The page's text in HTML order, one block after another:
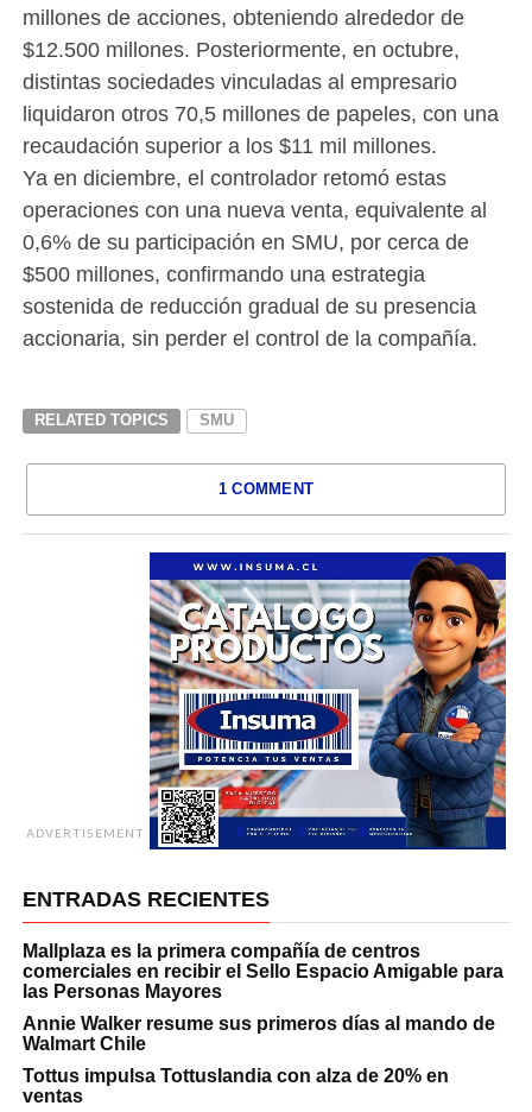
millones de acciones, obteniendo alrededor de
$12.500 millones. Posteriormente, en octubre,
distintas sociedades vinculadas al empresario
liquidaron otros 70,5 millones de papeles, con una
recaudación superior a los $11 mil millones.
Ya en diciembre, el controlador retomó estas
operaciones con una nueva venta, equivalente al
0,6% de su participación en SMU, por cerca de
$500 millones, confirmando una estrategia
sostenida de reducción gradual de su presencia
accionaria, sin perder el control de la compañía.
RELATED TOPICS SMU
1 COMMENT
ADVERTISEMENT
ENTRADAS RECIENTES
Mallplaza es la primera compañía de centros
comerciales en recibir el Sello Espacio Amigable para
las Personas Mayores
Annie Walker resume sus primeros días al mando de
Walmart Chile
Tottus impulsa Tottuslandia con alza de 20% en
ventas